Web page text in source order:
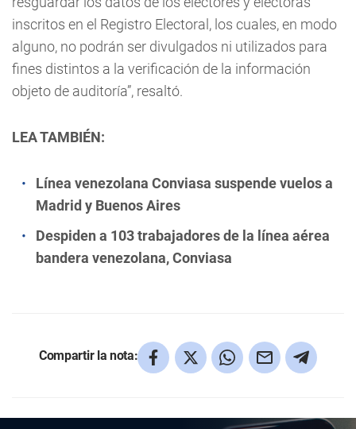
inscritos en el Registro Electoral, los cuales, en modo
alguno, no podrán ser divulgados ni utilizados para
fines distintos a la verificación de la información
objeto de auditoría”, resaltó.
LEA TAMBIÉN:
Línea venezolana Conviasa suspende vuelos a
Madrid y Buenos Aires
Despiden a 103 trabajadores de la línea aérea
bandera venezolana, Conviasa
Compartir la nota: